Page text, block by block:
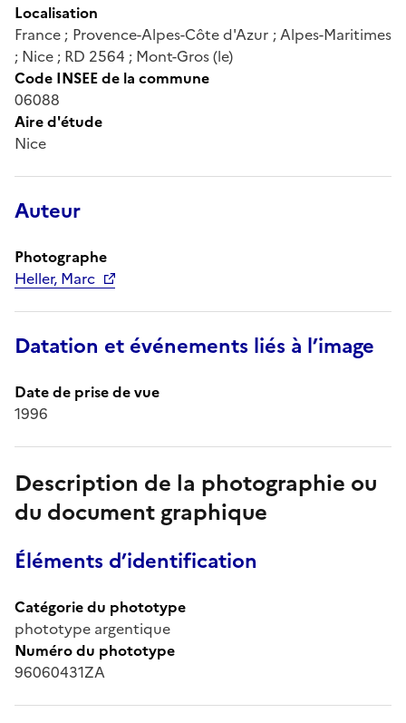
Localisation
France ; Provence-Alpes-Côte d'Azur ; Alpes-Maritimes
; Nice ; RD 2564 ; Mont-Gros (le)
Code INSEE de la commune
06088
Aire d'étude
Nice
Auteur
Photographe
Heller, Marc
Datation et événements liés à l’image
Date de prise de vue
1996
Description de la photographie ou
du document graphique
Éléments d’identification
Catégorie du phototype
phototype argentique
Numéro du phototype
96060431ZA